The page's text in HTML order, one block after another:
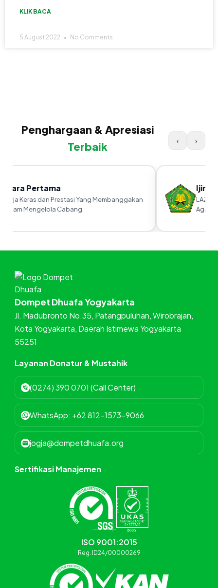
KLIK BACA
5 August 2022 No Comments
Penghargaan & Apresiasi
Terbaik
‹ ›
Juara Pertama
Kerja Keras dan Prestasi Yang Membanggakan
Dalam Mengelola Cabang.
Ijin
LAZ
Agama
Dompet Dhuafa Yogyakarta
Jl. Madubronto No.35, Patangpuluhan, Wirobrajan,
Kota Yogyakarta, Daerah Istimewa Yogyakarta
55251
Layanan Donatur & Mustahik
(0274) 390 0701 (Call Center)
WhatsApp: +62 812-1573-9066
jogja@dompetdhuafa.org
Sertifikasi Manajemen
ISO 9001:2015
Reg. ID24/00000269